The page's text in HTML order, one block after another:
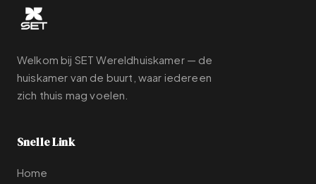
Welkom bij SET Wereldhuiskamer — de
huiskamer van de buurt, waar iedereen
zich thuis mag voelen.
Snelle Link
Home